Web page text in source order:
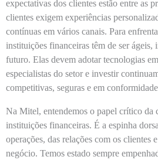
expectativas dos clientes estão entre as
clientes exigem experiências
contínuas em vários canais. Para
instituições financeiras têm de ser ágeis,
futuro. Elas devem adotar tecnologias
especialistas do setor e investir
competitivas, seguras e em
Na Mitel, entendemos o papel crítico da
instituições financeiras. É a espinha
operações, das relações com os clientes
negócio. Temos estado sempre